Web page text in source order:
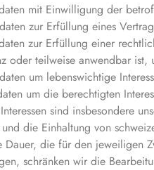
mit Einwilligung der
zur Erfüllung eines
zur Erfüllung einer
oder teilweise anwendbar ist,
um lebenswichtige
um die berechtigten
sind insbesondere
die Einhaltung von
die für den jeweiligen
schränken wir die